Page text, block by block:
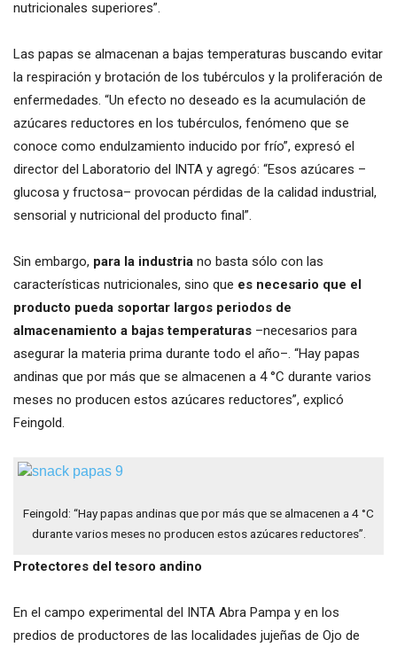
nutricionales superiores”.
Las papas se almacenan a bajas temperaturas buscando evitar
la respiración y brotación de los tubérculos y la proliferación de
enfermedades. “Un efecto no deseado es la acumulación de
azúcares reductores en los tubérculos, fenómeno que se
conoce como endulzamiento inducido por frío”, expresó el
director del Laboratorio del INTA y agregó: “Esos azúcares –
glucosa y fructosa– provocan pérdidas de la calidad industrial,
sensorial y nutricional del producto final”.
Sin embargo, para la industria no basta sólo con las
características nutricionales, sino que es necesario que el
producto pueda soportar largos periodos de
almacenamiento a bajas temperaturas –necesarios para
asegurar la materia prima durante todo el año–. “Hay papas
andinas que por más que se almacenen a 4 °C durante varios
meses no producen estos azúcares reductores”, explicó
Feingold.
Feingold: “Hay papas andinas que por más que se almacenen a 4 °C
durante varios meses no producen estos azúcares reductores”.
Protectores del tesoro andino
En el campo experimental del INTA Abra Pampa y en los
predios de productores de las localidades jujeñas de Ojo de